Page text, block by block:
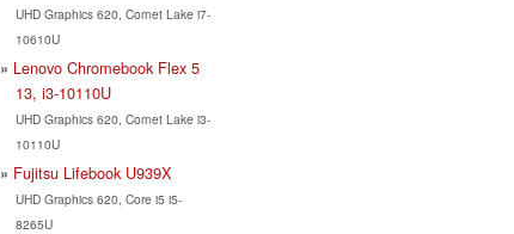
UHD Graphics 620, Comet Lake i7-
10610U
Lenovo Chromebook Flex 5
13, i3-10110U
UHD Graphics 620, Comet Lake i3-
10110U
Fujitsu Lifebook U939X
UHD Graphics 620, Core i5 i5-
8265U